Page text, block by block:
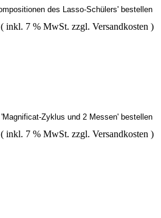
( inkl. 7 % MwSt. zzgl. Versandkosten )
( inkl. 7 % MwSt. zzgl. Versandkosten )